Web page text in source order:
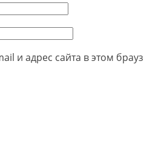
и адрес сайта в этом